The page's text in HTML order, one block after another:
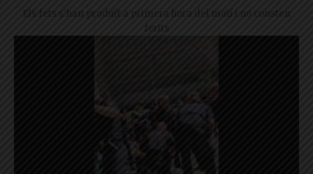
Els fets s'han produït a primera hora del matí i no consten
ferits